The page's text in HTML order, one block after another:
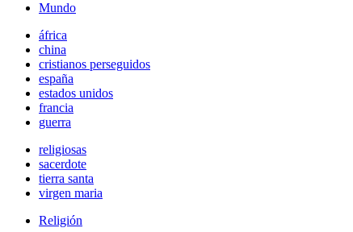
Mundo
áfrica
china
cristianos perseguidos
españa
estados unidos
francia
guerra
religiosas
sacerdote
tierra santa
virgen maria
Religión